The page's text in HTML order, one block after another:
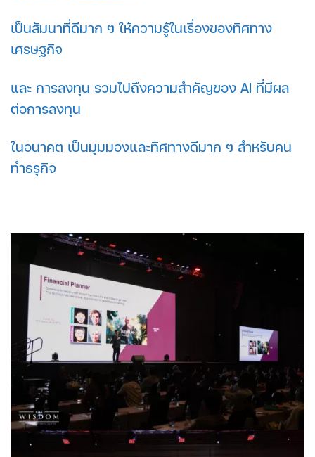
เป็นสัมนาที่ดีมาก ๆ ให้ความรู้ในเรื่องของทิศทาง
เศรษฐกิจ
และ การลงทุน รวมไปถึงความสำคัญของ AI ที่มีผล
ต่อการลงทุน
ในอนาคต เป็นมุมมองและทิศทางดีมาก ๆ สำหรับคน
ทำธรุกิจ